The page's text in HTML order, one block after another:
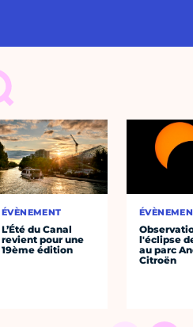
ÉVÈNEMENT
L’Été du Canal
revient pour une
19ème édition
l'éclipse
au parc
Citroën